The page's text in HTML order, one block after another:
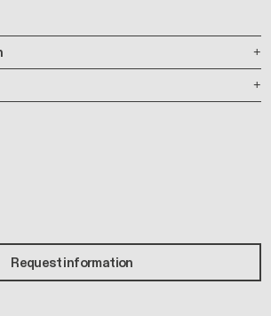
Request information